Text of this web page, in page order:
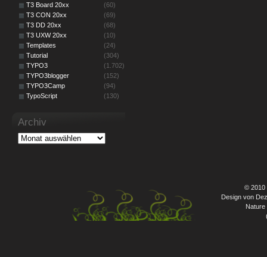
T3 Board 20xx
(60)
T3 CON 20xx
(69)
T3 DD 20xx
(68)
T3 UXW 20xx
(10)
Templates
(24)
Tutorial
(304)
TYPO3
(1.702)
TYPO3blogger
(152)
TYPO3Camp
(94)
TypoScript
(130)
Archiv
© 2010
Design von
Nature